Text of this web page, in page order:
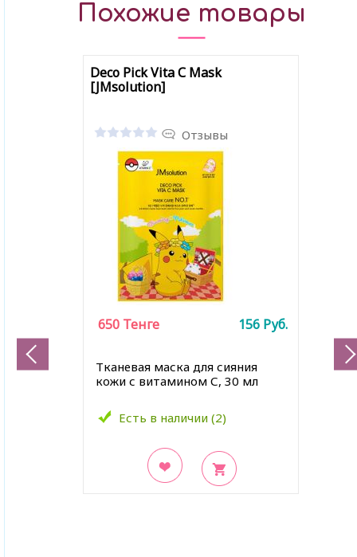
Похожие товары
Deco Pick Vita С Mask
[JMsolution]
Отзывы
Тканевая маска для сияния
кожи с витамином С, 30 мл
Есть в наличии (2)
650 Тенге 156 Руб.